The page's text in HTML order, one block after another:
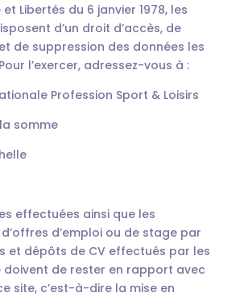
Libertés du 6 janvier 1978, les
d’un droit d’accès, de
de suppression des données les
l’exercer, adressez-vous à :
Profession Sport & Loisirs
somme
effectuées ainsi que les
d’emploi ou de stage par
et dépôts de CV effectués par les
doivent de rester en rapport avec
site, c’est-à-dire la mise en